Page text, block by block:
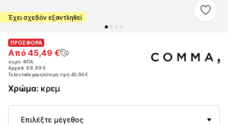
Έχει σχεδόν εξαντληθεί
ΠΡΟΣΦΟΡΑ
Από 45,49 €
συμπ. ΦΠΑ
Αρχικά: 69,99 €
Τελευταία χαμηλότερη τιμή:40,94 €
ΠΡΟΣΦΟΡΑ
Από 45,49 €
συμπ. ΦΠΑ
Αρχικά: 69,99 €
Τελευταία χαμηλότερη τιμή:40,94 €
Χρώμα: κρεμ
Επιλέξτε μέγεθος